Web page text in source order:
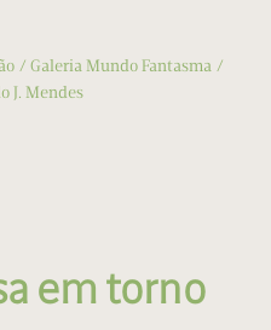
Galeria Mundo Fantasma
J. Mendes
em torno